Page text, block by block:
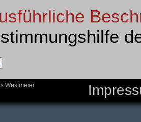
Westmeier